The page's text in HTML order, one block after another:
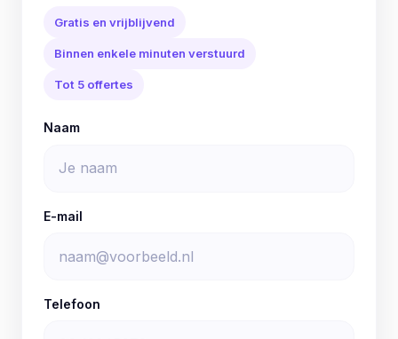
Gratis en vrijblijvend
Binnen enkele minuten verstuurd
Tot 5 offertes
Naam
E-mail
Telefoon